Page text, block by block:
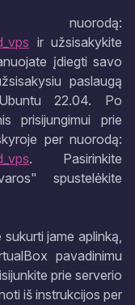
ir užsisakykite
įdiegti savo
paslaugą
22.04. Po
prisijungimui prie
per nuorodą:
. Pasirinkite
spustelėkite
jame aplinką,
pavadinimu
prie serverio
iš instrukcijos per